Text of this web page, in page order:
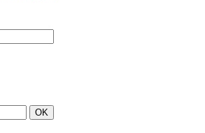
OK